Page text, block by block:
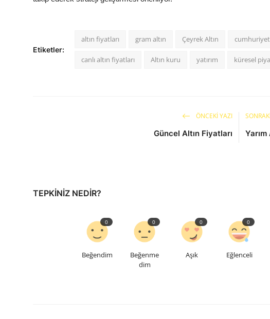
Etiketler:
altın fiyatları gram altın Çeyrek Altın cumhuriyet
canlı altın fiyatları Altın kuru yatırım küresel
ÖNCEKI YAZI
Güncel Altın Fiyatları
TEPKINIZ NEDIR?
Beğendim
0
Beğenme
dim
0
Aşık
0
Eğlenceli
0